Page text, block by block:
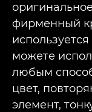
фирменный
можете
любым
цвет,
элемент,